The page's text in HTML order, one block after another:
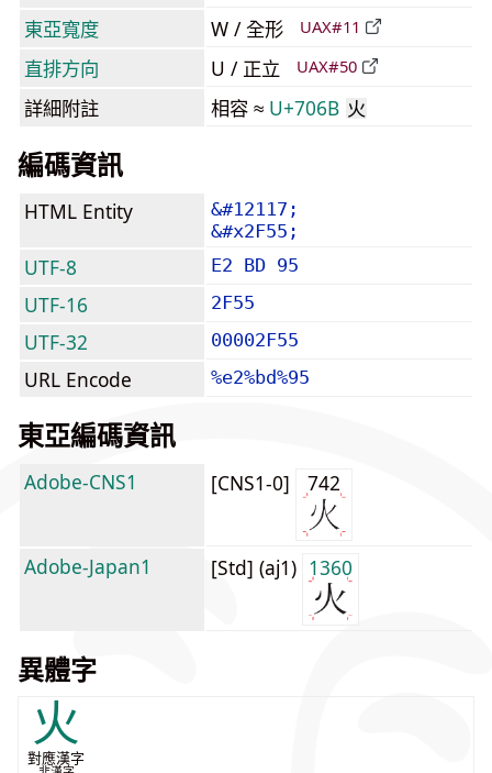
東亞寬度 W / 全形 UAX#11
直排方向 U / 正立 UAX#50
詳細附註 相容 ≈ U+706B 火
編碼資訊
HTML Entity
&#12117;
&#x2F55;
UTF-8 E2 BD 95
UTF-16 2F55
UTF-32 00002F55
URL Encode %e2%bd%95
東亞編碼資訊
Adobe-CNS1 [CNS1-0] 742
Adobe-Japan1 [Std] (aj1) 1360
異體字
火
對應漢字